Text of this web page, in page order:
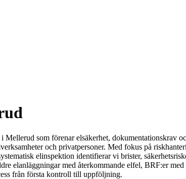
som förenar elsäkerhet, dokumentationskrav
och privatpersoner. Med fokus på
elinspektion identifierar vi brister,
elanläggningar med återkommande elfel, BRF:er
från första kontroll till uppföljning.